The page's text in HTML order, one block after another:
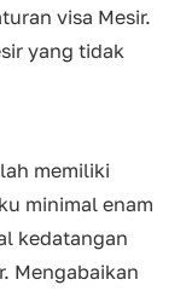
visa Mesir.
yang tidak
memiliki
minimal enam
kedatangan
Mengabaikan